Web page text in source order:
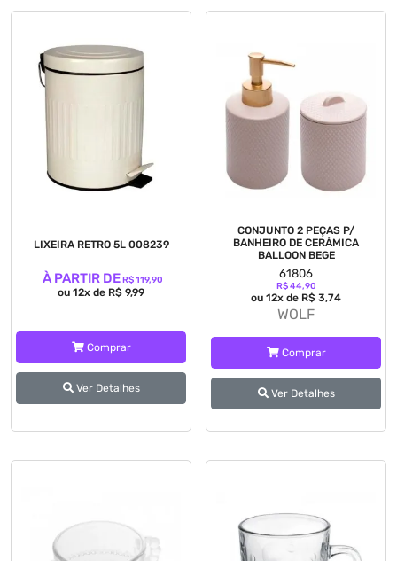
LIXEIRA RETRO 5L 008239
À PARTIR DER$ 119,90
ou 12x de R$ 9,99
Comprar
Ver Detalhes
CONJUNTO 2 PEÇAS P/
BANHEIRO DE CERÂMICA
BALLOON BEGE
61806
R$ 44,90
ou 12x de R$ 3,74
WOLF
Comprar
Ver Detalhes